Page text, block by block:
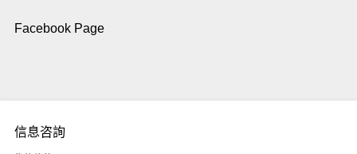
Facebook Page
信息咨詢